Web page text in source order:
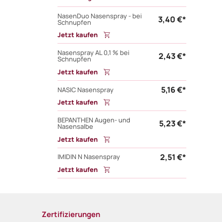
NasenDuo Nasenspray - bei
Schnupfen 3,40 €*
Jetzt kaufen
Nasenspray AL 0,1 % bei
Schnupfen 2,43 €*
Jetzt kaufen
NASIC Nasenspray
5,16 €*
Jetzt kaufen
BEPANTHEN Augen- und
Nasensalbe 5,23 €*
Jetzt kaufen
IMIDIN N Nasenspray
2,51 €*
Jetzt kaufen
Zertifizierungen